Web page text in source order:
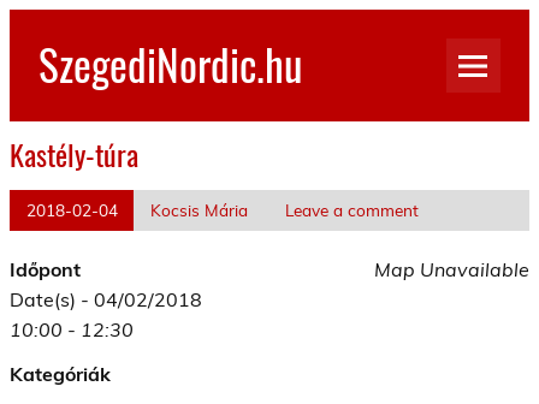
Skip
contentSzegediNordic.hu
Kastély-túra
2018-02-04 Kocsis Mária Leave a comment
Map Unavailable
Időpont
Date(s) - 04/02/2018
10:00 - 12:30
Kategóriák